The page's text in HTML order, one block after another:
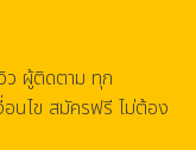
ว ผู้ติดตาม ทุก
นไข สมัครฟรี ไม่ต้อง